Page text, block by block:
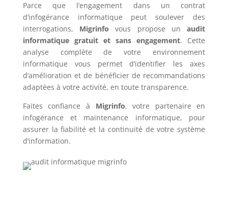
Parce que l’engagement dans un contrat
d’infogérance informatique peut soulever des
interrogations, Migrinfovous propose unaudit
informatique gratuit et sans engagement. Cette
analyse complète de votre environnement
informatique vous permet d’identifier les axes
d’amélioration et de bénéficier de recommandations
adaptées à votre activité, en toute transparence.
Faites confiance à Migrinfo, votre partenaire en
infogérance et maintenance informatique, pour
assurer la fiabilité et la continuité de votre système
d’information.